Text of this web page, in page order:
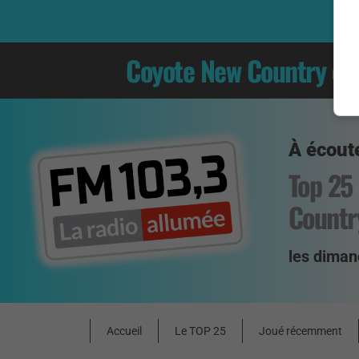
Coyote New Country
À
Top
les
Accueil Le TOP 25 Joué récemment